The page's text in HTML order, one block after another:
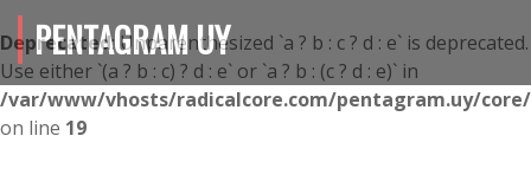
Deprecated: Unparenthesized `a ? b : c ? d : e` is deprecated.
Use either `(a ? b : c) ? d : e` or `a ? b : (c ? d : e)` in
/var/www/vhosts/radicalcore.com/pentagram.uy/
on line 19
PENTAGRAM UY